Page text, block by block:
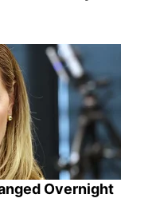
Overnight